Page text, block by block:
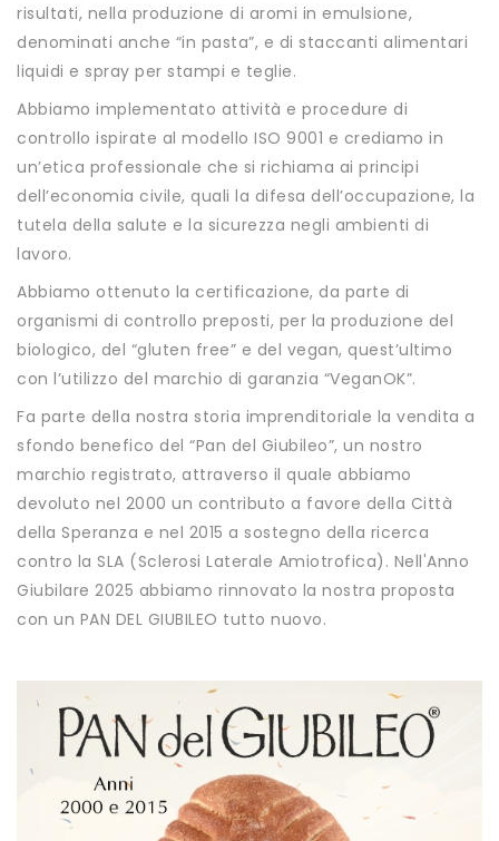
risultati, nella produzione di aromi in emulsione,
denominati anche “in pasta”, e di staccanti alimentari
liquidi e spray per stampi e teglie.
Abbiamo implementato attività e procedure di
controllo ispirate al modello ISO 9001 e crediamo in
un’etica professionale che si richiama ai principi
dell’economia civile, quali la difesa dell’occupazione, la
tutela della salute e la sicurezza negli ambienti di
lavoro.
Abbiamo ottenuto la certificazione, da parte di
organismi di controllo preposti, per la produzione del
biologico, del “gluten free” e del vegan, quest’ultimo
con l’utilizzo del marchio di garanzia “VeganOK”.
Fa parte della nostra storia imprenditoriale la vendita a
sfondo benefico del “Pan del Giubileo”, un nostro
marchio registrato, attraverso il quale abbiamo
devoluto nel 2000 un contributo a favore della Città
della Speranza e nel 2015 a sostegno della ricerca
contro la SLA (Sclerosi Laterale Amiotrofica). Nell'Anno
Giubilare 2025 abbiamo rinnovato la nostra proposta
con un PAN DEL GIUBILEO tutto nuovo.